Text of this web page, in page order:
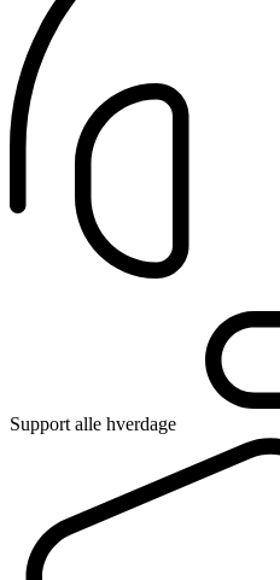
Support alle hverdage